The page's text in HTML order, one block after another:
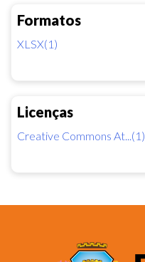
Formatos
XLSX(1)
Licenças
Creative Commons At...(1)